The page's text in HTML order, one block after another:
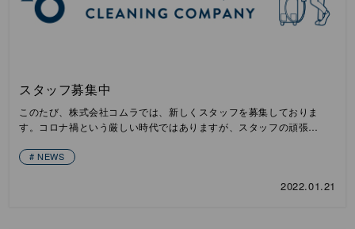
スタッフ募集中
このたび、株式会社コムラでは、新しくスタッフを募集しておりま
す。コロナ禍という厳しい時代ではありますが、スタッフの頑張…
NEWS
2022.01.21